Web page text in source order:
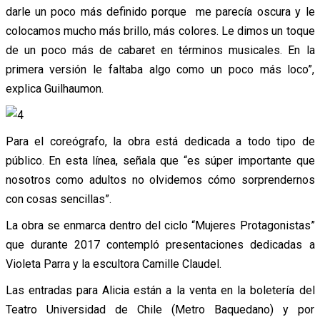
darle un poco más definido porque me parecía oscura y le
colocamos mucho más brillo, más colores. Le dimos un toque
de un poco más de cabaret en términos musicales. En la
primera versión le faltaba algo como un poco más loco”,
explica Guilhaumon.
Para el coreógrafo, la obra está dedicada a todo tipo de
público. En esta línea, señala que “es súper importante que
nosotros como adultos no olvidemos cómo sorprendernos
con cosas sencillas”.
La obra se enmarca dentro del ciclo “Mujeres Protagonistas”
que durante 2017 contempló presentaciones dedicadas a
Violeta Parra y la escultora Camille Claudel.
Las entradas para Alicia están a la venta en la boletería del
Teatro Universidad de Chile (Metro Baquedano) y por